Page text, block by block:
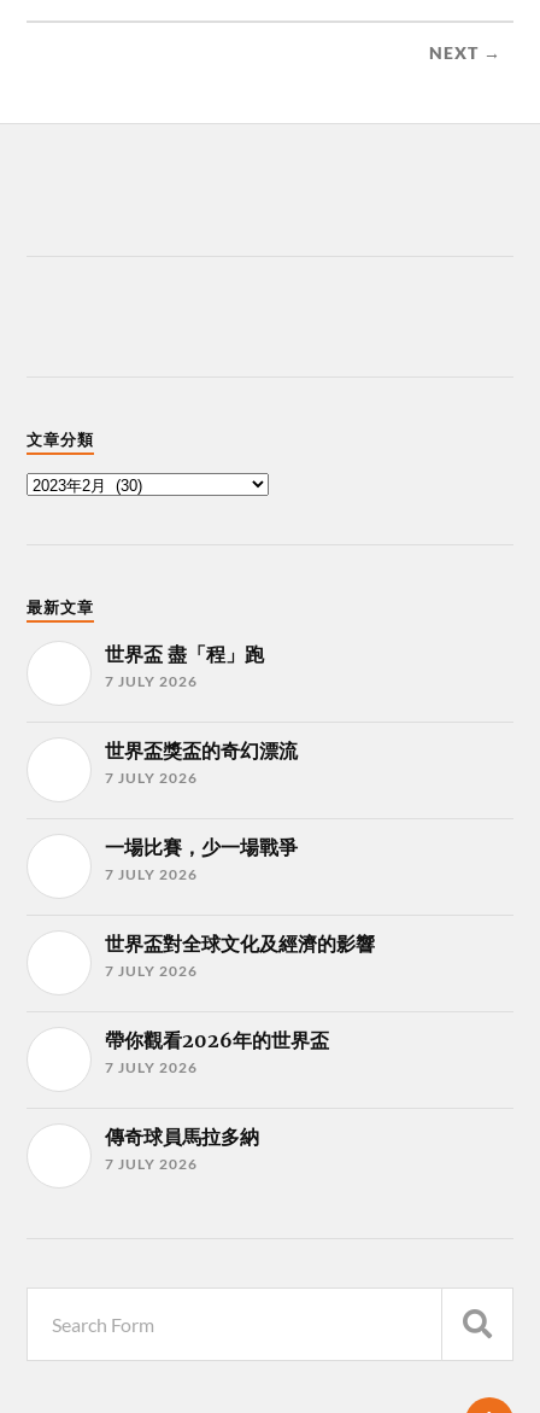
NEXT →
文章分類
最新文章
世界盃 盡「程」跑
7 JULY 2026
世界盃獎盃的奇幻漂流
7 JULY 2026
一場比賽，少一場戰爭
7 JULY 2026
世界盃對全球文化及經濟的影響
7 JULY 2026
帶你觀看2026年的世界盃
7 JULY 2026
傳奇球員馬拉多納
7 JULY 2026